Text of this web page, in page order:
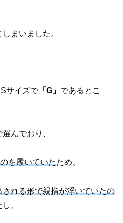
まいました。
サイズで「G」 であるとこ
んでおり、
を履いていたため、
れる形で親指が浮いていたの
、